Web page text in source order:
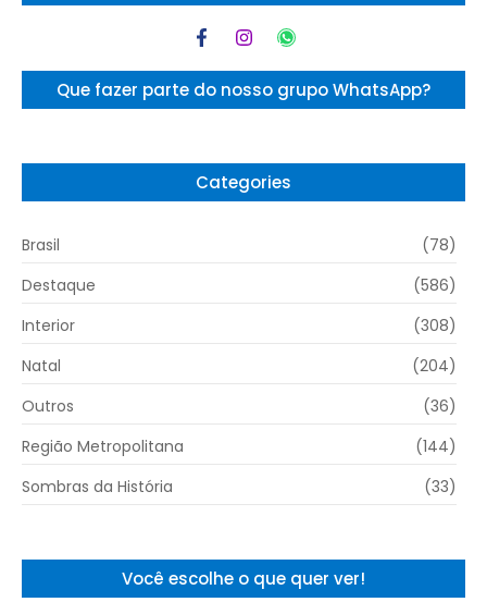
Que fazer parte do nosso grupo WhatsApp?
Categories
Brasil
(78)
Destaque
(586)
Interior
(308)
Natal
(204)
Outros
(36)
Região Metropolitana
(144)
Sombras da História
(33)
Você escolhe o que quer ver!